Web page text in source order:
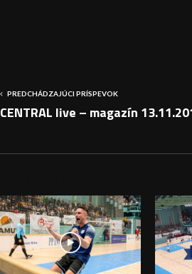
PREDCHÁDZAJÚCI PRÍSPEVOK
CENTRAL live – magazín